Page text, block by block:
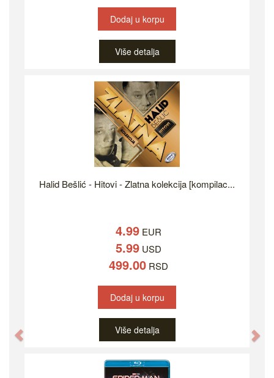
Dodaj u korpu
Više detalja
Halid Bešlić - Hitovi - Zlatna kolekcija [kompilac...
4.99 EUR
5.99 USD
499.00 RSD
Dodaj u korpu
Više detalja